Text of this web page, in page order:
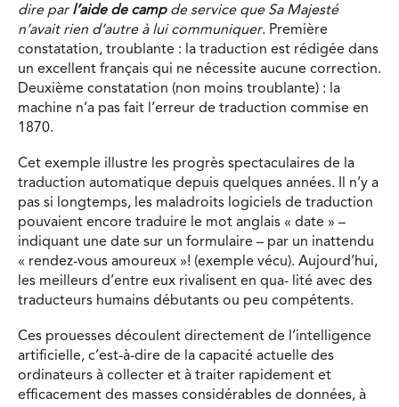
dire parl’aide de camp de service que Sa Majesté
n’avait rien d’autre à lui communiquer. Première
constatation, troublante : la traduction est rédigée dans
un excellent français qui ne nécessite aucune correction.
Deuxième constatation (non moins troublante) : la
machine n’a pas fait l’erreur de traduction commise en
1870.
Cet exemple illustre les progrès spectaculaires de la
traduction automatique depuis quelques années. Il n’y a
pas si longtemps, les maladroits logiciels de traduction
pouvaient encore traduire le mot anglais « date » –
indiquant une date sur un formulaire – par un inattendu
« rendez-vous amoureux »! (exemple vécu). Aujourd’hui,
les meilleurs d’entre eux rivalisent en qua- lité avec des
traducteurs humains débutants ou peu compétents.
Ces prouesses découlent directement de l’intelligence
artificielle, c’est-à-dire de la capacité actuelle des
ordinateurs à collecter et à traiter rapidement et
efficacement des masses considérables de données, à